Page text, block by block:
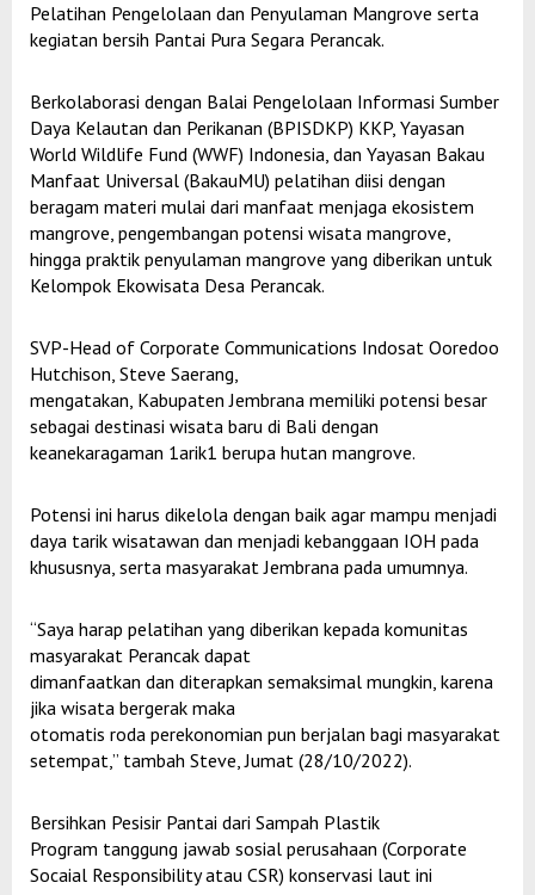
Pelatihan Pengelolaan dan Penyulaman Mangrove serta
kegiatan bersih Pantai Pura Segara Perancak.
Berkolaborasi dengan Balai Pengelolaan Informasi Sumber
Daya Kelautan dan Perikanan (BPISDKP) KKP, Yayasan
World Wildlife Fund (WWF) Indonesia, dan Yayasan Bakau
Manfaat Universal (BakauMU) pelatihan diisi dengan
beragam materi mulai dari manfaat menjaga ekosistem
mangrove, pengembangan potensi wisata mangrove,
hingga praktik penyulaman mangrove yang diberikan untuk
Kelompok Ekowisata Desa Perancak.
SVP-Head of Corporate Communications Indosat Ooredoo
Hutchison, Steve Saerang,
mengatakan, Kabupaten Jembrana memiliki potensi besar
sebagai destinasi wisata baru di Bali dengan
keanekaragaman 1arik1 berupa hutan mangrove.
Potensi ini harus dikelola dengan baik agar mampu menjadi
daya tarik wisatawan dan menjadi kebanggaan IOH pada
khususnya, serta masyarakat Jembrana pada umumnya.
“Saya harap pelatihan yang diberikan kepada komunitas
masyarakat Perancak dapat
dimanfaatkan dan diterapkan semaksimal mungkin, karena
jika wisata bergerak maka
otomatis roda perekonomian pun berjalan bagi masyarakat
setempat,” tambah Steve, Jumat (28/10/2022).
Bersihkan Pesisir Pantai dari Sampah Plastik
Program tanggung jawab sosial perusahaan (Corporate
Socaial Responsibility atau CSR) konservasi laut ini